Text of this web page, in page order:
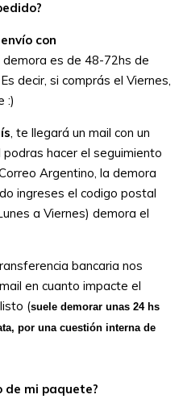
con
demora es de 48-72hs de
decir, si comprás el Viernes,
:)
, te llegará un mail con un
hacer el seguimiento
Argentino, la demora
ingreses el codigo postal
a Viernes) demora el
bancaria nos
en cuanto impacte el
(suele demorar unas 24 hs
por una cuestión interna de
de mi paquete?